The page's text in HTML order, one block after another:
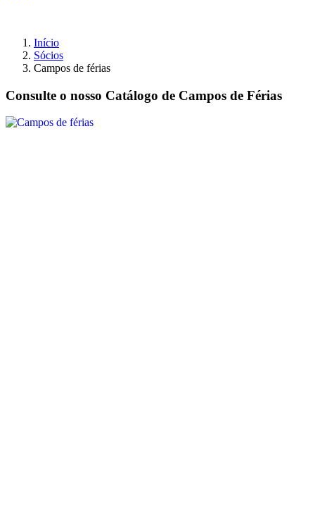
Início
Sócios
Campos de férias
Consulte o nosso Catálogo de Campos de Férias